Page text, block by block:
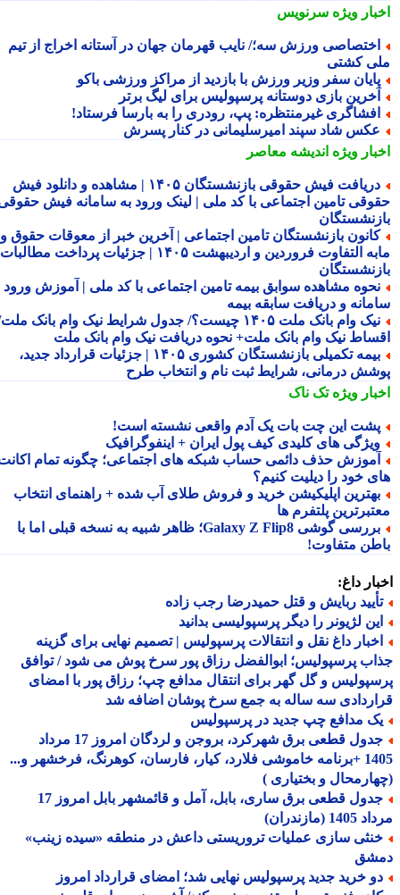
ویژهسرنویس
ورزش سه؛/ نایب قهرمان جهان در آستانه اخراج از تیم
کشتی
سفر وزیر ورزش با بازدید از مراکز ورزشی باکو
بازی دوستانه پرسپولیس برای لیگ برتر
غیرمنتظره: پپ، رودری را به بارسا فرستاد!
شاد سپند امیرسلیمانی در کنار پسرش
ویژهاندیشه معاصر
دریافت فیش حقوقی بازنشستگان ۱۴۰۵ | مشاهده و دانلود فیش
تامین اجتماعی با کد ملی | لینک ورود به سامانه فیش حقوقی
بازنشستگان تامین اجتماعی | آخرین خبر از معوقات حقوق و
مابه التفاوت فروردین و اردیبهشت ۱۴۰۵ | جزئیات پرداخت مطالبات
مشاهده سوابق بیمه تامین اجتماعی با کد ملی | آموزش ورود به
و دریافت سابقه بیمه
نیک وام بانک ملت ۱۴۰۵ چیست؟/ جدول شرایط نیک وام بانک ملت/
نیک وام بانک ملت+ نحوه دریافت نیک وام بانک ملت
بیمه تکمیلی بازنشستگان کشوری ۱۴۰۵ | جزئیات قرارداد جدید،
درمانی، شرایط ثبت نام و انتخاب طرح
ویژهتک ناک
این چت بات یک آدم واقعی نشسته است!
های کلیدی کیف پول ایران + اینفوگرافیک
حذف دائمی حساب شبکه های اجتماعی؛ چگونه تمام اکانت
خود را دیلیت کنیم؟
اپلیکیشن خرید و فروش طلای آب شده + راهنمای انتخاب
پلتفرم ها
بررسی گوشی Galaxy Z Flip8؛ ظاهر شبیه به نسخه قبلی اما با
متفاوت!
داغ:
ربایش و قتل حمیدرضا رجب زاده
لژیونر را دیگر پرسپولیسی بدانید
داغ نقل و انتقالات پرسپولیس | تصمیم نهایی برای گزینه
پرسپولیس؛ ابوالفضل رزاق پور سرخ پوش می شود / توافق
و گل گهر برای انتقال مدافع چپ؛ رزاق پور با امضای
سه ساله به جمع سرخ پوشان اضافه شد
مدافع چپ جدید در پرسپولیس
جدول قطعی برق شهرکرد، بروجن و لردگان امروز 17 مرداد
1405 +برنامه خاموشی فلارد، کیار، فارسان، کوهرنگ، فرخشهر و...
و بختیاری )
جدول قطعی برق ساری، بابل، آمل و قائمشهر بابل امروز 17
(مازندران)
سازی عملیات تروریستی داعش در منطقه «سیده زینب»
خرید جدید پرسپولیس نهایی شد؛ امضای قرارداد امروز